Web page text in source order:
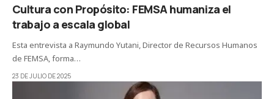
Cultura con Propósito: FEMSA humaniza el
trabajo a escala global
Esta entrevista a Raymundo Yutani, Director de Recursos Humanos
de FEMSA, forma…
23 DE JULIO DE 2025